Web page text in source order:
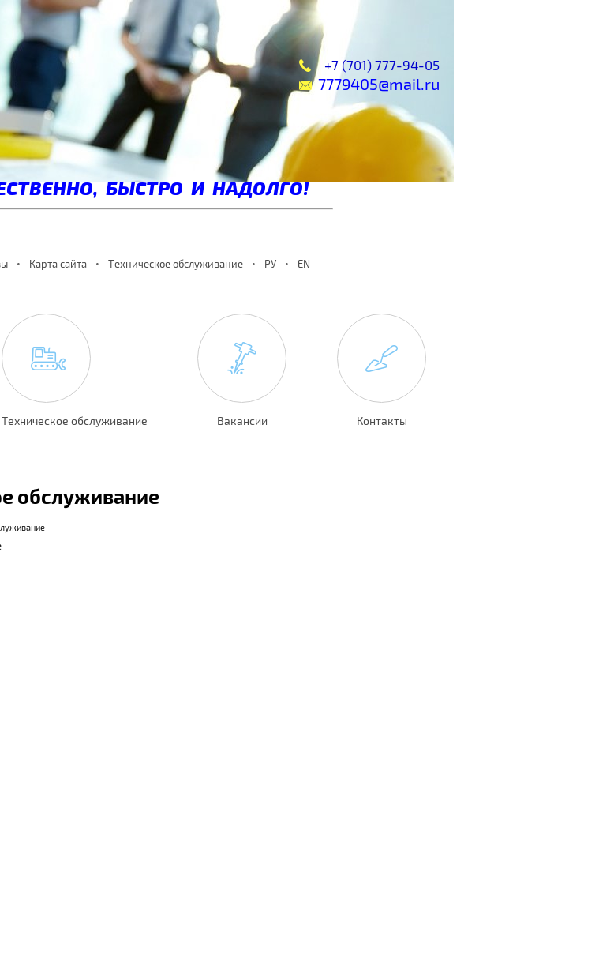
+7 (701) 777-94-05
7779405@mail.ru
БЫСТРО И НАДОЛГО!
Карта сайта Техническое обслуживание РУ EN
Техническое обслуживание Вакансии Контакты
обслуживание